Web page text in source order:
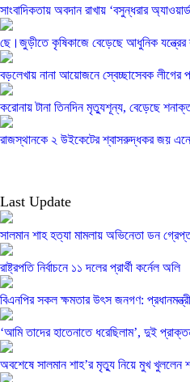
সাংবাদিকতায় অবদান রাখায় ‘বসুন্ধরার
ছে।জুড়ীতে কৃষিকাজে বেড়েছে আধুনিক যন্ত্রের
বড়লেখায় নানা আয়োজনে স্বেচ্ছাসেবক লীগের
করোনায় টানা তিনদিন মৃত্যুশূন্য, বেড়েছে
রাজস্থানকে ২ উইকেটের শ্বাসরুদ্ধকর জয় এনে
Last Update
সালমান শাহ হত্যা মামলায় অভিনেতা ডন
রাষ্ট্রপতি নির্বাচনে ১১ দলের প্রার্থী কর্নেল অলি
বিএনপির সকল ক্ষমতার উৎস জনগণ: প্রধানমন্ত্রী
‘আমি তাদের হাতেনাতে ধরেছিলাম’, দুই
অবশেষে সালমান শাহ’র মৃত্যু নিয়ে মুখ খুললেন